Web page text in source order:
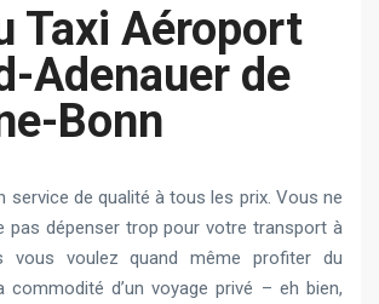
Taxi Aéroport
Adenauer de
Bonn
de qualité à tous les prix. Vous ne
pas dépenser trop pour votre transport à
vous voulez quand même profiter du
d’un voyage privé – eh bien,